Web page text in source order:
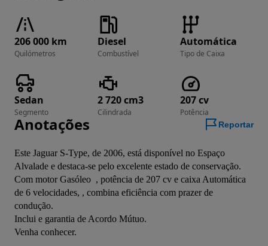
206 000 km
Quilómetros
Diesel
Combustível
Automática
Tipo de Caixa
Sedan
Segmento
2 720 cm3
Cilindrada
207 cv
Potência
Anotações Reportar
Este Jaguar S-Type, de 2006, está disponível no Espaço
Alvalade e destaca-se pelo excelente estado de conservação.
Com motor Gasóleo  , potência de 207 cv e caixa Automática
de 6 velocidades, , combina eficiência com prazer de
condução.
Inclui e garantia de Acordo Mútuo.
Venha conhecer.